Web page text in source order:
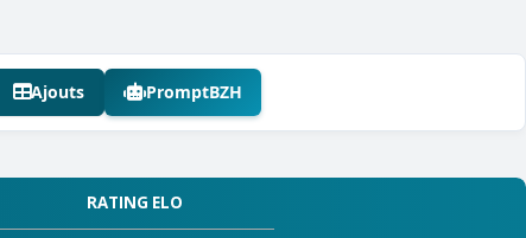
Ajouts PromptBZH
RATING ELO